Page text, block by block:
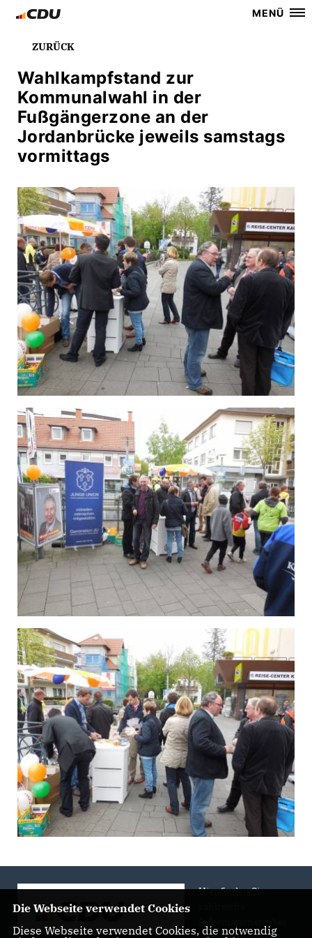
MENÜ
ZURÜCK
Wahlkampfstand zur
Kommunalwahl in der
Fußgängerzone an der
Jordanbrücke jeweils samstags
vormittags
Hier finden Sie
Die Webseite verwendet Cookies
Diese Webseite verwendet Cookies, die notwendig